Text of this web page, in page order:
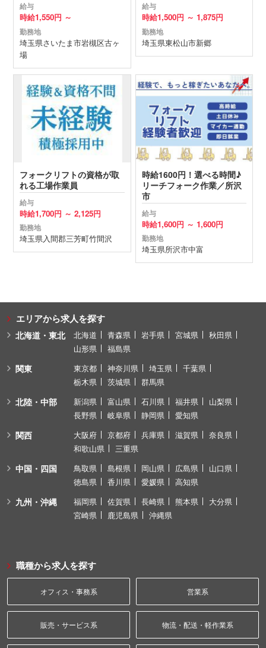
給与
時給1,550円 ～
勤務地
埼玉県さいたま市岩槻区古ヶ
場
給与
時給1,500円 ～ 1,875円
勤務地
埼玉県東松山市新郷
フォークリフトの資格が取
れる工場作業員
給与
時給1,700円 ～ 2,125円
勤務地
埼玉県入間郡三芳町竹間沢
時給1600円！選べる時間♪
リーチフォーク作業／所沢
市
給与
時給1,600円 ～ 1,600円
勤務地
埼玉県所沢市中富
エリアから求人を探す
北海道・東北 北海道 青森県 岩手県 宮城県
秋田県
山形県
福島県
関東 東京都 神奈川県 埼玉県
千葉県
栃木県
茨城県 群馬県
北陸・中部 新潟県 富山県 石川県 福井県
山梨県
長野県
岐阜県 静岡県 愛知県
関西 大阪府 京都府 兵庫県 滋賀県
奈良県
和歌山県
三重県
中国・四国 鳥取県 島根県 岡山県 広島県
山口県
徳島県
香川県 愛媛県 高知県
九州・沖縄 福岡県 佐賀県 長崎県 熊本県
大分県
宮崎県
鹿児島県 沖縄県
職種から求人を探す
オフィス・事務系 営業系
販売・サービス系 物流・配送・軽作業系